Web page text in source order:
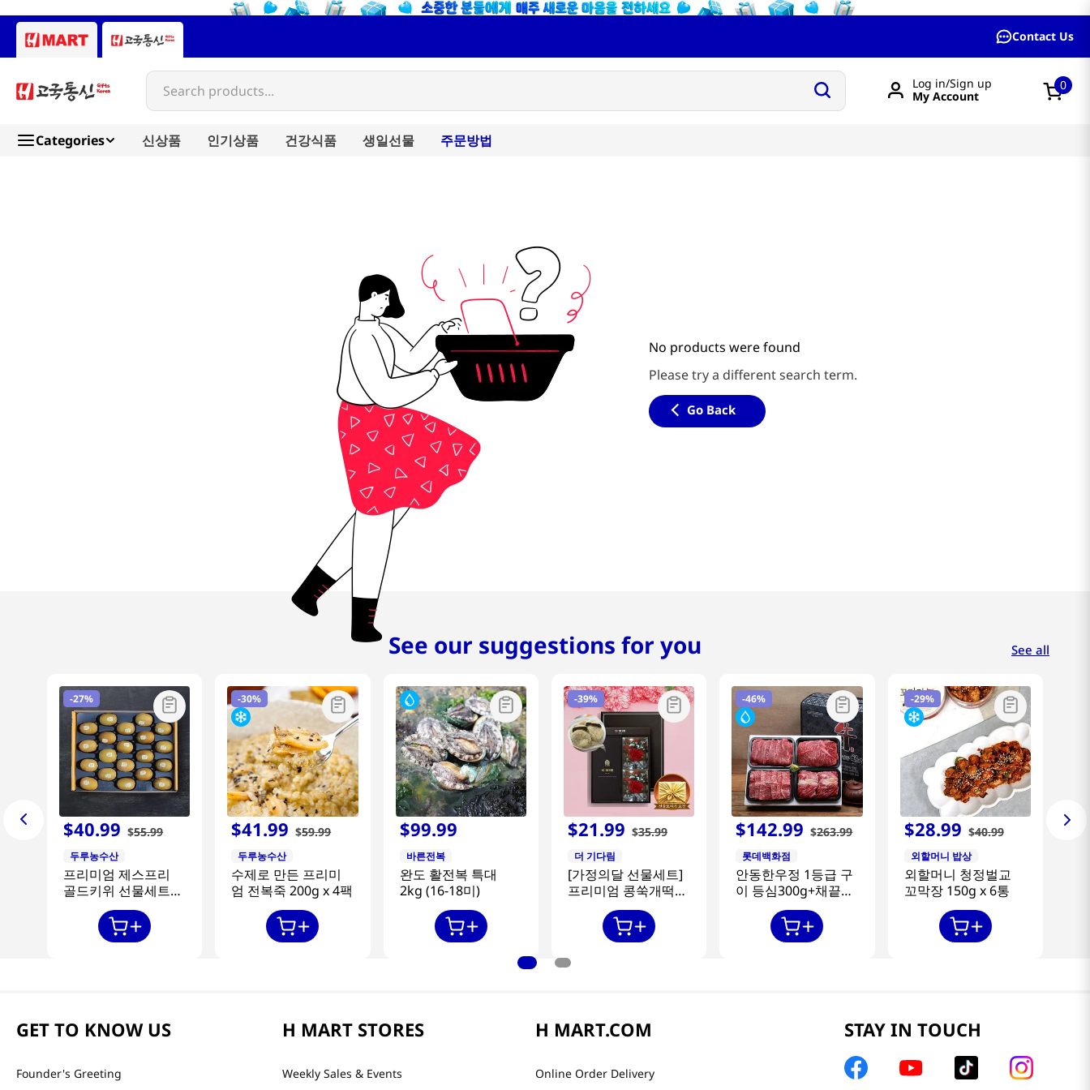
Contact Us
Search products...
Log in/Sign up
My Account
0
Categories 신상품 인기상품 건강식품 생일선물 주문방법
No products were found
Please try a different search term.
Go Back
See our suggestions for you
-27%
$40.99 $55.99
두루농수산
프리미엄 제스프리
골드키위 선물세트
-30%
$41.99 $59.99
두루농수산
수제로 만든 프리미
엄 전복죽 200g x 4팩
$99.99
바른전복
완도 활전복 특대
2kg (16-18미)
-39%
$21.99 $35.99
더 기다림
[가정의달 선물세트]
프리미엄 콩쑥개떡
840g + 카네이션 2개
-46%
$142.99 $263.99
롯데백화점
안동한우정 1등급 구
이 등심300g+채끝
300g+특수부위
300g+갈비살300g
-29%
$28.99 $40.99
외할머니 밥상
외할머니 청정벌교
꼬막장 150g x 6통
See all
GET TO KNOW US
Founder's Greeting
H MART STORES
Weekly Sales & Events
H MART.COM
Online Order Delivery
STAY IN TOUCH